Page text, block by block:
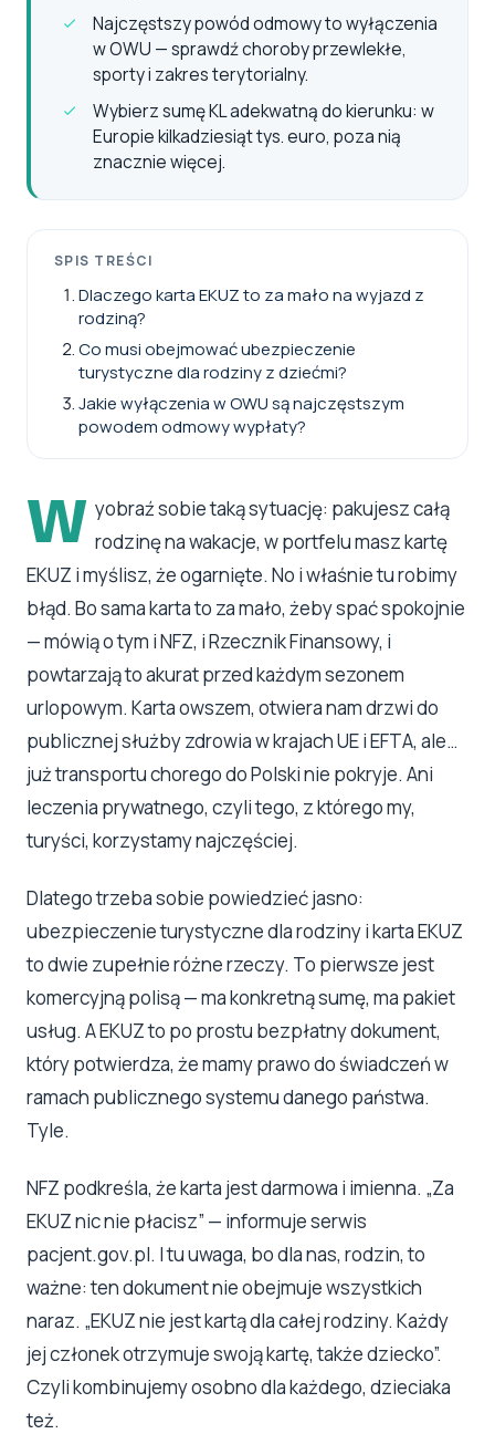
Najczęstszy powód odmowy to wyłączenia
w OWU — sprawdź choroby przewlekłe,
sporty i zakres terytorialny.
Wybierz sumę KL adekwatną do kierunku: w
Europie kilkadziesiąt tys. euro, poza nią
znacznie więcej.
SPIS TREŚCI
Dlaczego karta EKUZ to za mało na wyjazd z
rodziną?
Co musi obejmować ubezpieczenie
turystyczne dla rodziny z dziećmi?
Jakie wyłączenia w OWU są najczęstszym
powodem odmowy wypłaty?
W yobraź sobie taką sytuację: pakujesz całą
rodzinę na wakacje, w portfelu masz kartę
EKUZ i myślisz, że ogarnięte. No i właśnie tu robimy
błąd. Bo sama karta to za mało, żeby spać spokojnie
— mówią o tym i NFZ, i Rzecznik Finansowy, i
powtarzają to akurat przed każdym sezonem
urlopowym. Karta owszem, otwiera nam drzwi do
publicznej służby zdrowia w krajach UE i EFTA, ale…
już transportu chorego do Polski nie pokryje. Ani
leczenia prywatnego, czyli tego, z którego my,
turyści, korzystamy najczęściej.
Dlatego trzeba sobie powiedzieć jasno:
ubezpieczenie turystyczne dla rodziny i karta EKUZ
to dwie zupełnie różne rzeczy. To pierwsze jest
komercyjną polisą — ma konkretną sumę, ma pakiet
usług. A EKUZ to po prostu bezpłatny dokument,
który potwierdza, że mamy prawo do świadczeń w
ramach publicznego systemu danego państwa.
Tyle.
NFZ podkreśla, że karta jest darmowa i imienna. „Za
EKUZ nic nie płacisz” — informuje serwis
pacjent.gov.pl. I tu uwaga, bo dla nas, rodzin, to
ważne: ten dokument nie obejmuje wszystkich
naraz. „EKUZ nie jest kartą dla całej rodziny. Każdy
jej członek otrzymuje swoją kartę, także dziecko”.
Czyli kombinujemy osobno dla każdego, dzieciaka
też.